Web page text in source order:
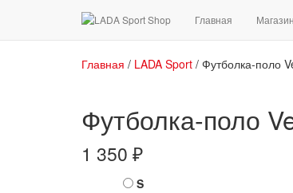
Главная Магазин
Главная / LADA Sport / Футболка-поло
Футболка-поло
1 350 ₽
S